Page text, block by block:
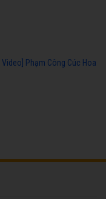
Video] Phạm Công Cúc Hoa